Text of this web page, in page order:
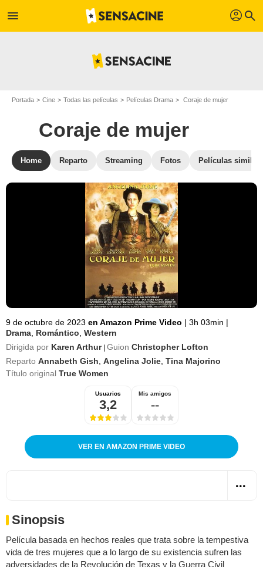
menu profil search
Portada Cine Todas las películas Películas Drama Coraje de mujer
Coraje de mujer
Home Reparto Streaming Fotos Películas
9 de octubre de 2023 en Amazon Prime Video | 3h 03min |
Drama Romántico Western
Dirigida por Karen Arthur Guion Christopher Lofton
Reparto Annabeth Gish Angelina Jolie Tina Majorino
Título original True Women
Usuarios
3,2
Mis amigos
--
VER EN AMAZON PRIME VIDEO
Sinopsis
Película basada en hechos reales que trata sobre la tempestiva
vida de tres mujeres que a lo largo de su existencia sufren las
adversidades de la Revolución de Texas y la Guerra Civil